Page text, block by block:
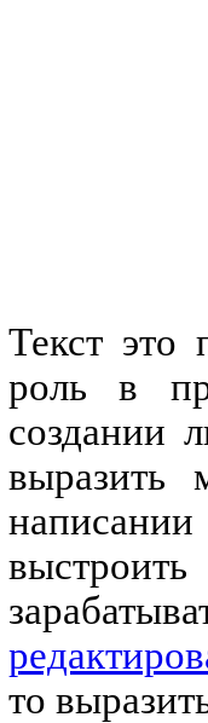
Текст это
роль в
создании
выразить
то